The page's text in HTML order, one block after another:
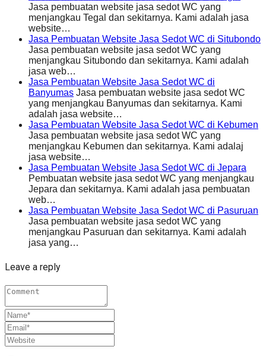
Jasa pembuatan website jasa sedot WC yang
menjangkau Tegal dan sekitarnya. Kami adalah jasa
website…
Jasa Pembuatan Website Jasa Sedot WC di Situbondo
Jasa pembuatan website jasa sedot WC yang
menjangkau Situbondo dan sekitarnya. Kami adalah
jasa web…
Jasa Pembuatan Website Jasa Sedot WC di
Banyumas Jasa pembuatan website jasa sedot WC
yang menjangkau Banyumas dan sekitarnya. Kami
adalah jasa website…
Jasa Pembuatan Website Jasa Sedot WC di Kebumen
Jasa pembuatan website jasa sedot WC yang
menjangkau Kebumen dan sekitarnya. Kami adalaj
jasa website…
Jasa Pembuatan Website Jasa Sedot WC di Jepara
Pembuatan website jasa sedot WC yang menjangkau
Jepara dan sekitarnya. Kami adalah jasa pembuatan
web…
Jasa Pembuatan Website Jasa Sedot WC di Pasuruan
Jasa pembuatan website jasa sedot WC yang
menjangkau Pasuruan dan sekitarnya. Kami adalah
jasa yang…
Leave a reply